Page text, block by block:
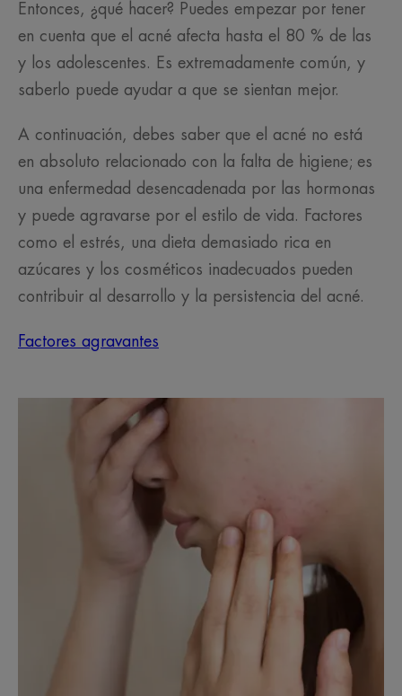
Entonces, ¿qué hacer? Puedes empezar por tener
en cuenta que el acné afecta hasta el 80 % de las
y los adolescentes. Es extremadamente común, y
saberlo puede ayudar a que se sientan mejor.
A continuación, debes saber que el acné no está
en absoluto relacionado con la falta de higiene; es
una enfermedad desencadenada por las hormonas
y puede agravarse por el estilo de vida. Factores
como el estrés, una dieta demasiado rica en
azúcares y los cosméticos inadecuados pueden
contribuir al desarrollo y la persistencia del acné.
Factores agravantes